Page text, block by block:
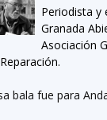
Periodista y
Granada
Asociación
bala fue para